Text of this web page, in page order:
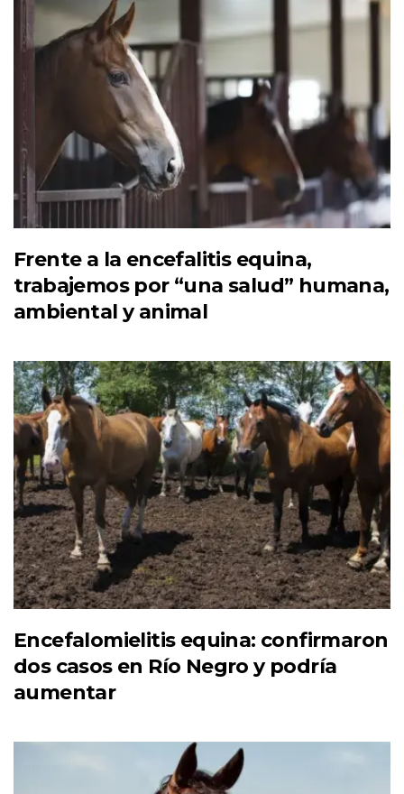
Frente a la encefalitis equina,
trabajemos por “una salud” humana,
ambiental y animal
Encefalomielitis equina: confirmaron
dos casos en Río Negro y podría
aumentar